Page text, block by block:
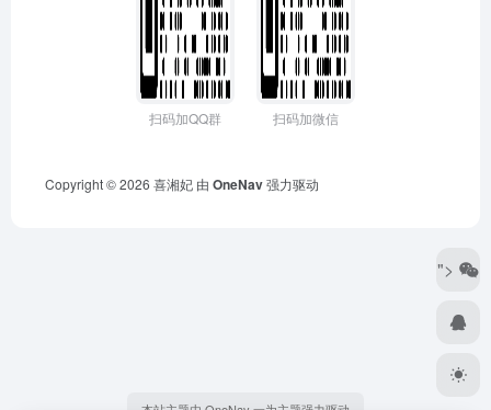
扫码加QQ群 扫码加微信
Copyright © 2026 喜湘妃 由 OneNav强力驱动
">